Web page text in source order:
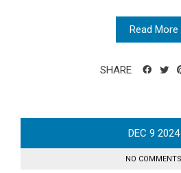
Read More
SHARE
DEC 9 2024
NO COMMENTS